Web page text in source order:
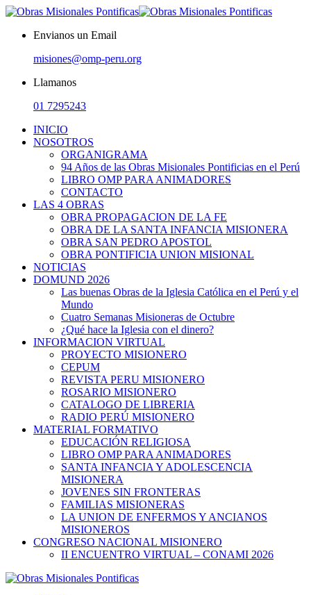
Envianos un Email
misiones@omp-peru.org
Llamanos
01 7295243
INICIO
NOSOTROS
ORGANIGRAMA
94 Años de las Obras Misionales Pontificias en el Perú
LIBRO OMP PARA ANIMADORES
CONTACTO
LAS 4 OBRAS
OBRA PROPAGACION DE LA FE
OBRA DE LA SANTA INFANCIA MISIONERA
OBRA SAN PEDRO APOSTOL
OBRA PONTIFICIA UNION MISIONAL
NOTICIAS
DOMUND 2026
Las buenas Obras de la Iglesia Católica en el Perú y el
Mundo
Cuatro Semanas Misioneras de Octubre
¿Qué hace la Iglesia con el dinero?
INFORMACION VIRTUAL
PROYECTO MISIONERO
CEPUM
REVISTA PERU MISIONERO
ROSARIO MISIONERO
CATALOGO DE LIBRERIA
RADIO PERÚ MISIONERO
MATERIAL FORMATIVO
EDUCACIÓN RELIGIOSA
LIBRO OMP PARA ANIMADORES
SANTA INFANCIA Y ADOLESCENCIA
MISIONERA
JOVENES SIN FRONTERAS
FAMILIAS MISIONERAS
LA UNION DE ENFERMOS Y ANCIANOS
MISIONEROS
CONGRESO NACIONAL MISIONERO
II ENCUENTRO VIRTUAL – CONAMI 2026